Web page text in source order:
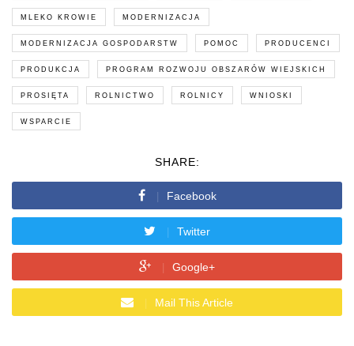
MLEKO KROWIE MODERNIZACJA
MODERNIZACJA GOSPODARSTW POMOC PRODUCENCI
PRODUKCJA PROGRAM ROZWOJU OBSZARÓW WIEJSKICH
PROSIĘTA ROLNICTWO ROLNICY WNIOSKI
WSPARCIE
SHARE:
Facebook
Twitter
Google+
Mail This Article